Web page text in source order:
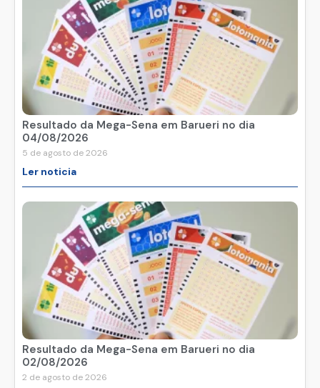
Resultado da Mega-Sena em Barueri no dia
04/08/2026
5 de agosto de 2026
Ler noticia
Resultado da Mega-Sena em Barueri no dia
02/08/2026